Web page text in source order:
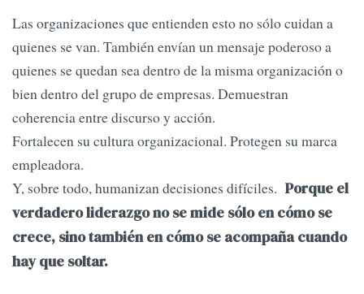
Las organizaciones que entienden esto no sólo cuidan a
quienes se van. También envían un mensaje poderoso a
quienes se quedan sea dentro de la misma organización o
bien dentro del grupo de empresas. Demuestran
coherencia entre discurso y acción.
Fortalecen su cultura organizacional. Protegen su marca
empleadora.
Y, sobre todo, humanizan decisiones difíciles. Porque el
verdadero liderazgo no se mide sólo en cómo se
crece, sino también en cómo se acompaña cuando
hay que soltar.